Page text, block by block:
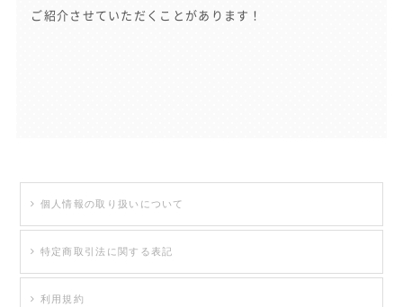
ご紹介させていただくことがあります！
個人情報の取り扱いについて
特定商取引法に関する表記
利用規約